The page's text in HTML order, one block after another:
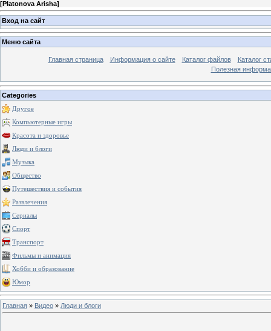
[Platonova Arisha]
Вход на сайт
Меню сайта
Главная страница Информация о сайте Каталог файлов
Каталог
Полезная
Categories
Другое
Компьютерные игры
Красота и здоровье
Люди и блоги
Музыка
Общество
Путешествия и события
Развлечения
Сериалы
Спорт
Транспорт
Фильмы и анимация
Хобби и образование
Юмор
Главная » Видео » Люди и блоги